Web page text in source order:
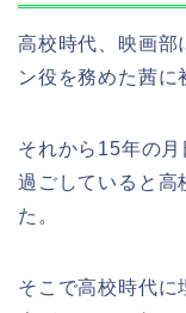
高校時代、映画部
ン役を務めた茜に
それから15年の
過ごしていると高
た。
そこで高校時代に